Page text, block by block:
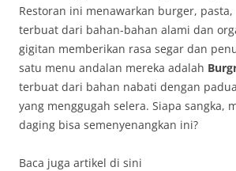
Restoran ini menawarkan burger,
terbuat dari bahan-bahan alami dan
gigitan memberikan rasa segar dan
satu menu andalan mereka adalah
terbuat dari bahan nabati dengan
yang menggugah selera. Siapa sangka,
daging bisa semenyenangkan ini?
Baca juga artikel di sini